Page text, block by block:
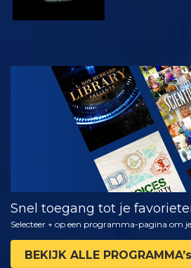
KIJK
Snel toegang tot je
Selecteer + op een programma-pagina om
BEKIJK ALLE PROGRAMMA’s